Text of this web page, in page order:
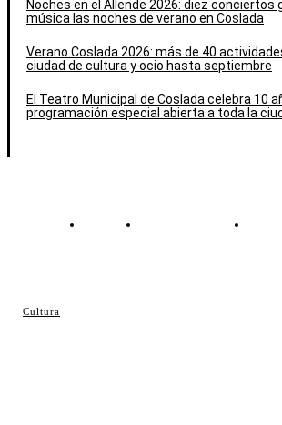
Cultura
Noches en el Allende 2026: diez
música las noches de verano en Coslada
Verano Coslada 2026: más de 40
ciudad de cultura y ocio hasta septiembre
El Teatro Municipal de Coslada celebra 10
programación especial abierta a toda la
Contacto Política de cookies